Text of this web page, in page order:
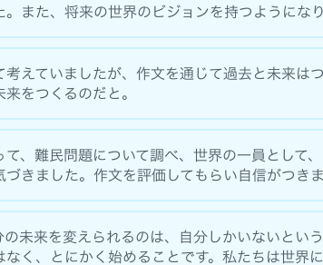
。また、将来の世界のビジョンを持つようにな
考えていましたが、作文を通じて過去と未来は
をつくるのだと。
、難民問題について調べ、世界の一員として
づきました。作文を評価してもらい自信がつきま
の未来を変えられるのは、自分しかいないとい
なく、とにかく始めることです。私たちは世界